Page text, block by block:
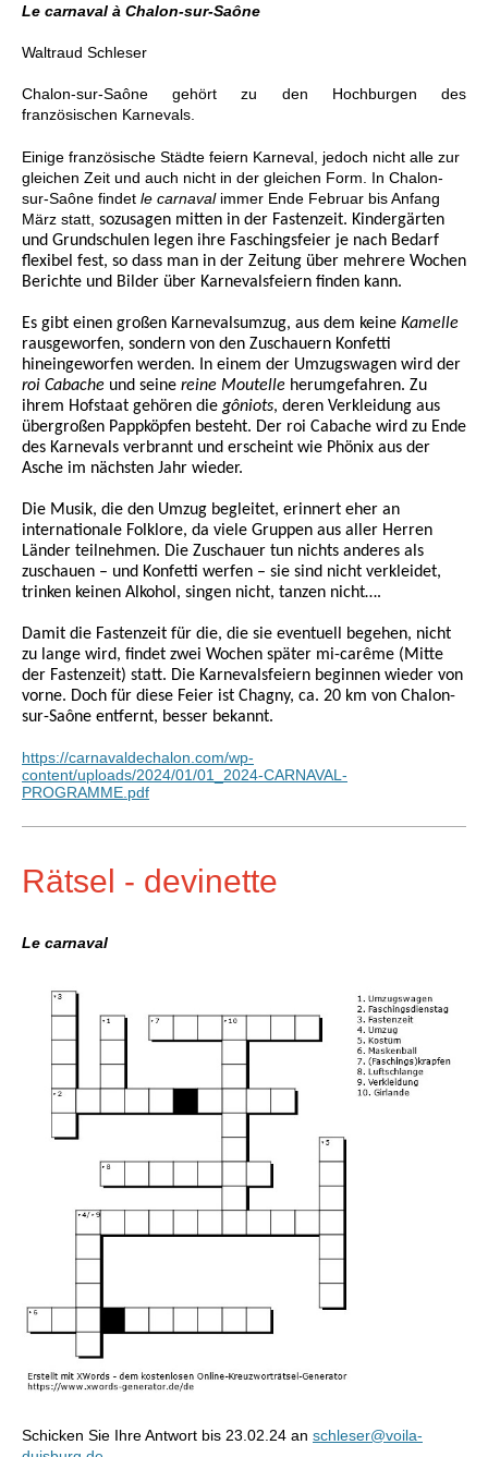
Le carnaval à Chalon-sur-Saône
Waltraud Schleser
Chalon-sur-Saône gehört zu den Hochburgen des
französischen Karnevals.
Einige französische Städte feiern Karneval, jedoch nicht alle zur
gleichen Zeit und auch nicht in der gleichen Form. In Chalon-
sur-Saône findet le carnavalimmer Ende Februar bis Anfang
März statt, sozusagen mitten in der Fastenzeit. Kindergärten
und Grundschulen legen ihre Faschingsfeier je nach Bedarf
flexibel fest, so dass man in der Zeitung über mehrere Wochen
Berichte und Bilder über Karnevalsfeiern finden kann.
Es gibt einen großen Karnevalsumzug, aus dem keine Kamelle
rausgeworfen, sondern von den Zuschauern Konfetti
hineingeworfen werden. In einem der Umzugswagen wird der
roi Cabache und seine reine Moutelle herumgefahren. Zu
ihrem Hofstaat gehören die gôniots, deren Verkleidung aus
übergroßen Pappköpfen besteht. Der roi Cabache wird zu Ende
des Karnevals verbrannt und erscheint wie Phönix aus der
Asche im nächsten Jahr wieder.
Die Musik, die den Umzug begleitet, erinnert eher an
internationale Folklore, da viele Gruppen aus aller Herren
Länder teilnehmen. Die Zuschauer tun nichts anderes als
zuschauen – und Konfetti werfen – sie sind nicht verkleidet,
trinken keinen Alkohol, singen nicht, tanzen nicht….
Damit die Fastenzeit für die, die sie eventuell begehen, nicht
zu lange wird, findet zwei Wochen später mi-carême (Mitte
der Fastenzeit) statt. Die Karnevalsfeiern beginnen wieder von
vorne. Doch für diese Feier ist Chagny, ca. 20 km von Chalon-
sur-Saône entfernt, besser bekannt.
https://carnavaldechalon.com/wp-
content/uploads/2024/01/01_2024-CARNAVAL-
PROGRAMME.pdf
Rätsel - devinette
Le carnaval
Schicken Sie Ihre Antwort bis 23.02.24 an schleser@voila-